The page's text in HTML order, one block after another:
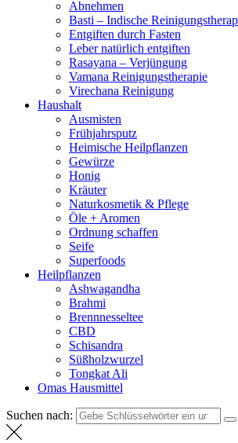
Abnehmen
Basti – Indische
Entgiften durch Fasten
Leber natürlich entgiften
Rasayana – Verjüngung
Vamana Reinigungstherapie
Virechana Reinigung
Haushalt
Ausmisten
Frühjahrsputz
Heimische Heilpflanzen
Gewürze
Honig
Kräuter
Naturkosmetik & Pflege
Öle + Aromen
Ordnung schaffen
Seife
Superfoods
Heilpflanzen
Ashwagandha
Brahmi
Brennnesseltee
CBD
Schisandra
Süßholzwurzel
Tongkat Ali
Omas Hausmittel
Suchen nach: